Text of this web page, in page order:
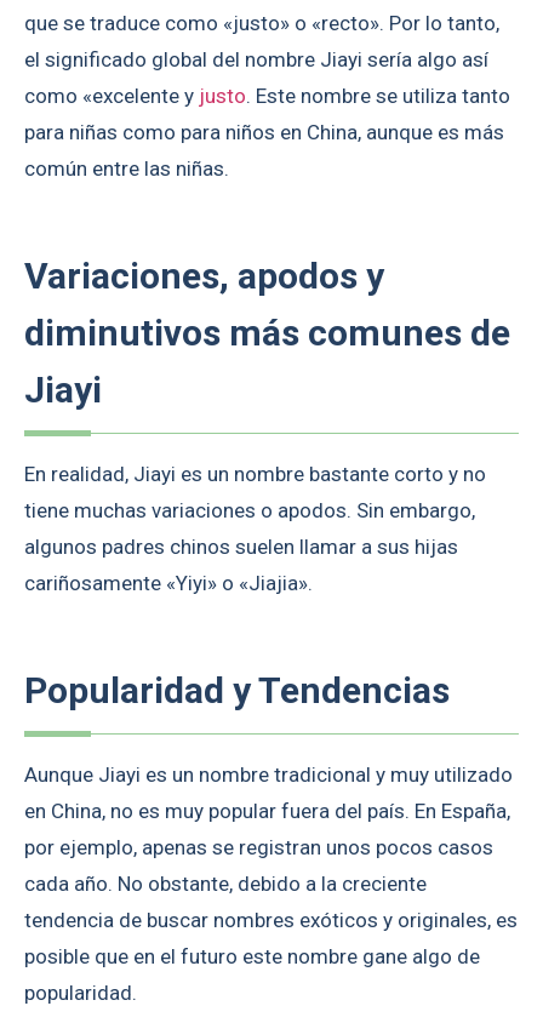
que se traduce como «justo» o «recto». Por lo tanto,
el significado global del nombre Jiayi sería algo así
como «excelente y justo. Este nombre se utiliza tanto
para niñas como para niños en China, aunque es más
común entre las niñas.
Variaciones, apodos y
diminutivos más comunes de
Jiayi
En realidad, Jiayi es un nombre bastante corto y no
tiene muchas variaciones o apodos. Sin embargo,
algunos padres chinos suelen llamar a sus hijas
cariñosamente «Yiyi» o «Jiajia».
Popularidad y Tendencias
Aunque Jiayi es un nombre tradicional y muy utilizado
en China, no es muy popular fuera del país. En España,
por ejemplo, apenas se registran unos pocos casos
cada año. No obstante, debido a la creciente
tendencia de buscar nombres exóticos y originales, es
posible que en el futuro este nombre gane algo de
popularidad.